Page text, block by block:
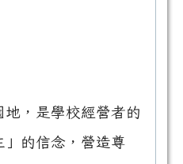
，是學校經營者的
的信念，營造尊